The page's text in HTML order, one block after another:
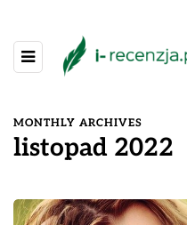
MONTHLY ARCHIVES
listopad 2022